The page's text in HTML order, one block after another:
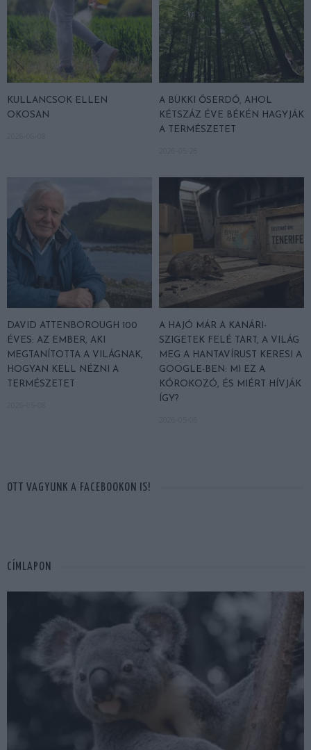
KULLANCSOK ELLEN
OKOSAN
A BÜKKI ŐSERDŐ, AHOL
KÉTSZÁZ ÉVE BÉKÉN HAGYJÁK
A TERMÉSZETET
DAVID ATTENBOROUGH 100
ÉVES: AZ EMBER, AKI
MEGTANÍTOTTA A VILÁGNAK,
HOGYAN KELL NÉZNI A
TERMÉSZETET
A HAJÓ MÁR A KANÁRI-
SZIGETEK FELÉ TART, A VILÁG
MEG A HANTAVÍRUST KERESI A
GOOGLE-BEN: MI EZ A
KÓROKOZÓ, ÉS MIÉRT HÍVJÁK
ÍGY?
OTT VAGYUNK A FACEBOOKON IS!
CÍMLAPON